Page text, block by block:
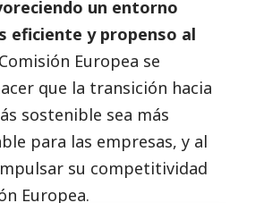
un entorno
eficiente y propenso al
Europea se
que la transición hacia
sostenible sea más
para las empresas, y al
su competitividad
Europea.